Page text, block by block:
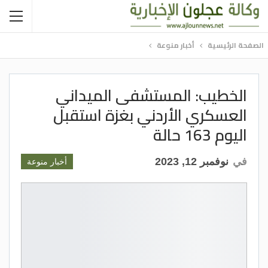
الصفحة الرئيسية أخبار منوعة
الخطيب: المستشفى الميداني
العسكري الأردني بغزة استقبل
اليوم 163 حالة
أخبار منوعة في نوفمبر 12, 2023